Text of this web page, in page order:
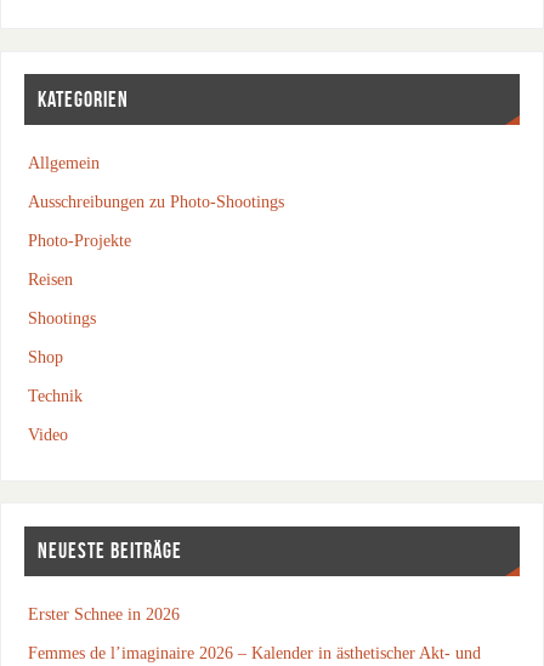
KATEGORIEN
Allgemein
Ausschreibungen zu Photo-Shootings
Photo-Projekte
Reisen
Shootings
Shop
Technik
Video
NEUESTE BEITRÄGE
Erster Schnee in 2026
Femmes de l’imaginaire 2026 – Kalender in ästhetischer Akt- und